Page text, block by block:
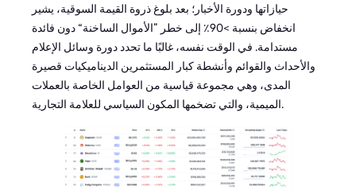
حيازاتها ودورة الأخبار؛ بعد بلوغ ذروة القيمة السوقية، يشير
انخفاض بنسبة >90٪ إلى خطر ”الأموال الساخنة“ دون فائدة
مستدامة. في الوقت نفسه، غالبًا ما تحدد دورة وسائل الإعلام
والأحداث والقوائم وأنشطة كبار المستثمرين الديناميكيات قصيرة
المدى، وهي مجموعة قياسية من العوامل الخاصة بالعملات
الميمية، والتي تضخمها المكون السياسي للعلامة التجارية.